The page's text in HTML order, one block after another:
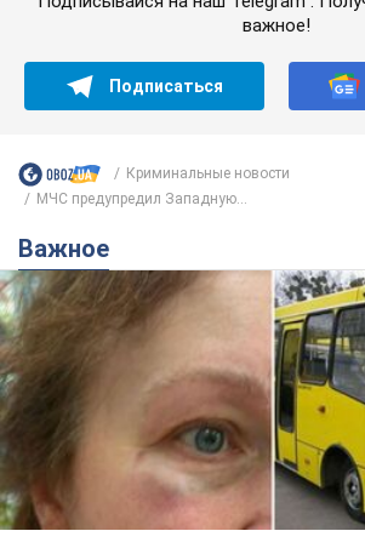
важное!
Подписаться
Криминальные новости
МЧС предупредил Западную...
Важное